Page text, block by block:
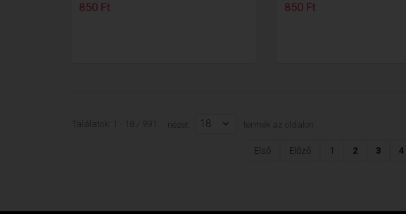
850 Ft 850 Ft
Találatok: 1 - 18 / 991 nézet: 18 termék az oldalon
Első Előző 1 2 3 4